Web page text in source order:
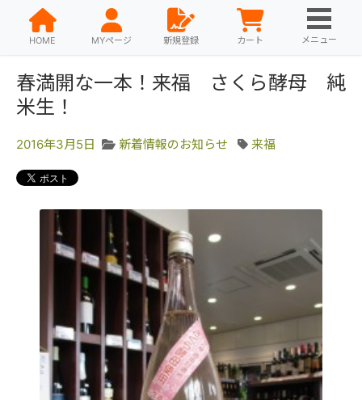
HOME MYページ 新規登録 カート メニュー
春満開な一本！来福 さくら酵母 純
米生！
2016年3月5日 新着情報のお知らせ 来福